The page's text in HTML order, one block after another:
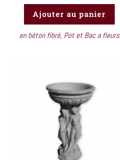
Ajouter au panier
en béton fibré, Pot et Bac a fleurs